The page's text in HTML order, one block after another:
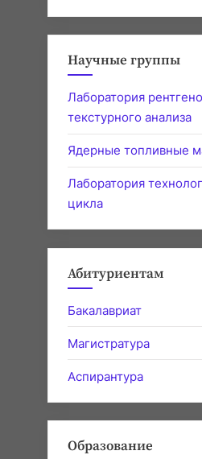
Научные группы
Лаборатория
текстурного анализа
Ядерные топливные
Лаборатория
цикла
Абитуриентам
Бакалавриат
Магистратура
Аспирантура
Образование